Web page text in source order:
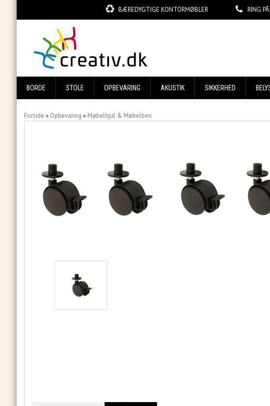
BÆREDYGTIGE KONTORMØBLER RING PÅ
BORDE STOLE OPBEVARING AKUSTIK SIKKERHED
Forside » Opbevaring » Møbelhjul & Møbelben